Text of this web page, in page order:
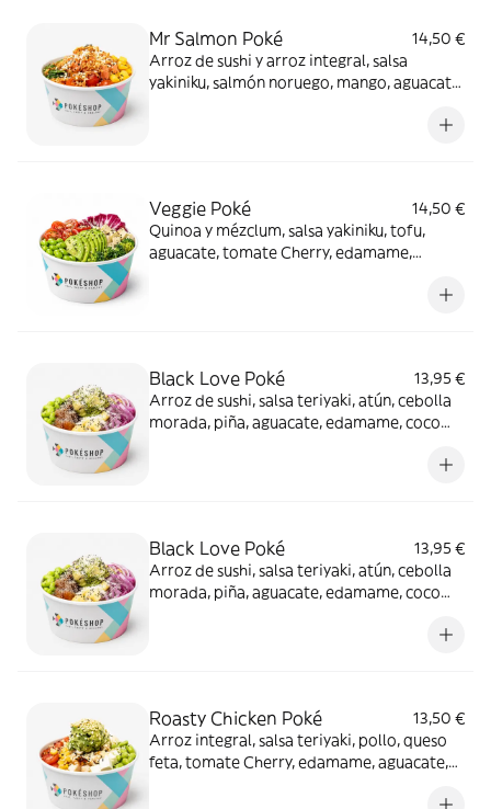
Mr Salmon Poké
14,50 €
Arroz de sushi y arroz integral, salsa
yakiniku, salmón noruego, mango, aguacate,
Veggie Poké
14,50 €
Quinoa y mézclum, salsa yakiniku, tofu,
aguacate, tomate Cherry, edamame,
Black Love Poké
13,95 €
Arroz de sushi, salsa teriyaki, atún, cebolla
morada, piña, aguacate, edamame, coco
Black Love Poké
13,95 €
Arroz de sushi, salsa teriyaki, atún, cebolla
morada, piña, aguacate, edamame, coco
Roasty Chicken Poké
13,50 €
Arroz integral, salsa teriyaki, pollo, queso
feta, tomate Cherry, edamame, aguacate,